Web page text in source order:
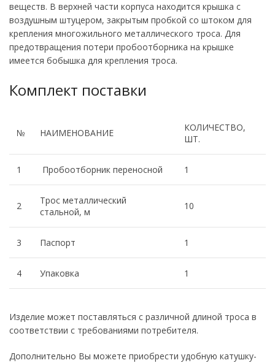
веществ. В верхней части корпуса находится крышка с
воздушным штуцером, закрытым пробкой со штоком для
крепления многожильного металлического троса. Для
предотвращения потери пробоотборника на крышке
имеется бобышка для крепления троса.
Комплект поставки
№ НАИМЕНОВАНИЕ
КОЛИЧЕСТВО,
ШТ.
1 Пробоотборник переносной 1
2
Трос металлический
стальной, м
10
3 Паспорт 1
4 Упаковка 1
Изделие может поставляться с различной длиной троса в
соответствии с требованиями потребителя.
Дополнительно Вы можете приобрести удобную катушку-